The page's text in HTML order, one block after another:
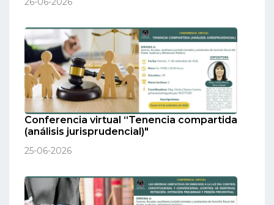
Conferencia virtual “Tenencia compartida
(análisis jurisprudencial)"
25-06-2026